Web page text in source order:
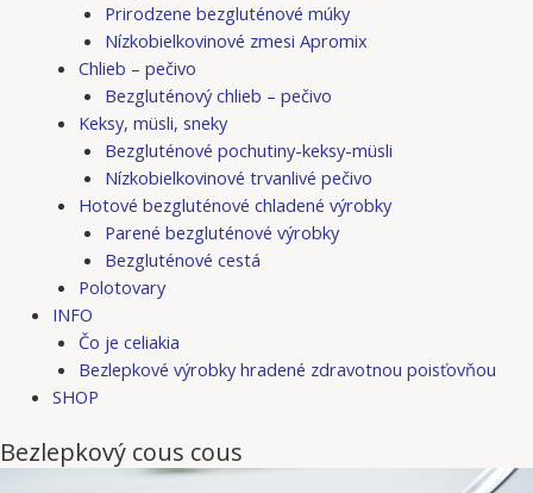
Prirodzene bezgluténové múky
Nízkobielkovinové zmesi Apromix
Chlieb – pečivo
Bezgluténový chlieb – pečivo
Keksy, müsli, sneky
Bezgluténové pochutiny-keksy-müsli
Nízkobielkovinové trvanlivé pečivo
Hotové bezgluténové chladené výrobky
Parené bezgluténové výrobky
Bezgluténové cestá
Polotovary
INFO
Čo je celiakia
Bezlepkové výrobky hradené zdravotnou poisťovňou
SHOP
Bezlepkový cous cous